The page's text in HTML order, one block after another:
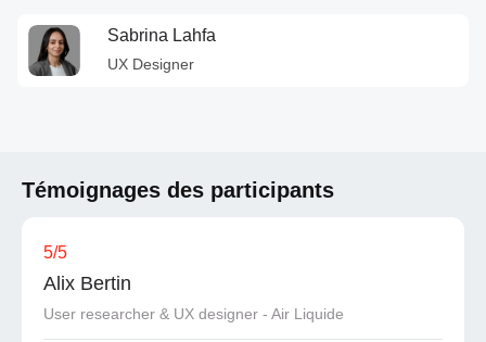
Sabrina Lahfa
UX Designer
Témoignages des participants
Alix Bertin
5/5
User researcher & UX designer - Air Liquide